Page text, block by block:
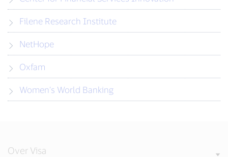
Filene Research Institute
NetHope
Oxfam
Women’s World Banking
Over Visa